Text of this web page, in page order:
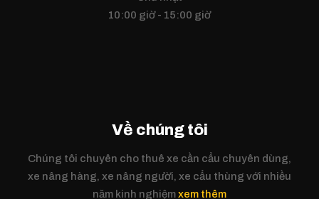
10:00 giờ - 15:00 giờ
Về chúng tôi
Chúng tôi chuyên cho thuê xe cần cẩu chuyên dùng,
xe nâng hàng, xe nâng người, xe cẩu thùng với nhiều
năm kinh nghiệmxem thêm